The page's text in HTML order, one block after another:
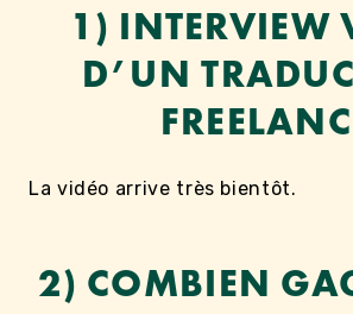
1) INTERVIEW
D’UN
La vidéo arrive très bientôt.
2) COMBIEN